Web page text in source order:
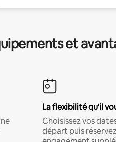
et
La flexibilité qu'il
Choisissez vos
départ puis